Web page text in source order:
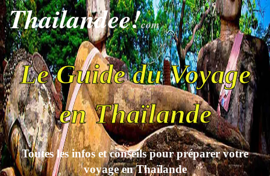
Thailandee!com
Le Guide du Voyage
en Thaïlande
Toutes les infos et conseils pour préparer votre
voyage en Thaïlande